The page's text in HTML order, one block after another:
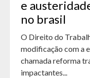
e
no brasil
O Direito do
modificação com a
chamada reforma
impactantes...